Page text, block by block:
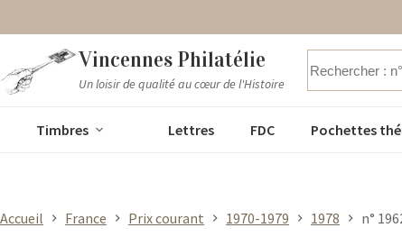
contenu
Vincennes Philatélie
Un loisir de qualité au cœur de l'Histoire
Timbres Lettres FDC Pochettes
Accueil France Prix courant 1970-1979 1978 n°